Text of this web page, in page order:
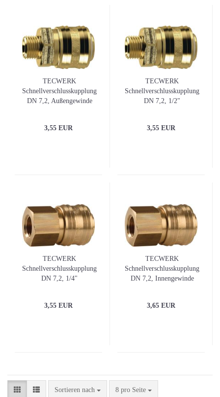
TECWERK
Schnellverschlusskupplung
DN 7,2, Außengewinde
3,55 EUR
TECWERK
Schnellverschlusskupplung
DN 7,2, 1/2"
3,55 EUR
TECWERK
Schnellverschlusskupplung
DN 7,2, 1/4"
3,55 EUR
TECWERK
Schnellverschlusskupplung
DN 7,2, Innengewinde
3,65 EUR
Sortieren nach
Sortieren nach 8 pro Seite
pro Seite